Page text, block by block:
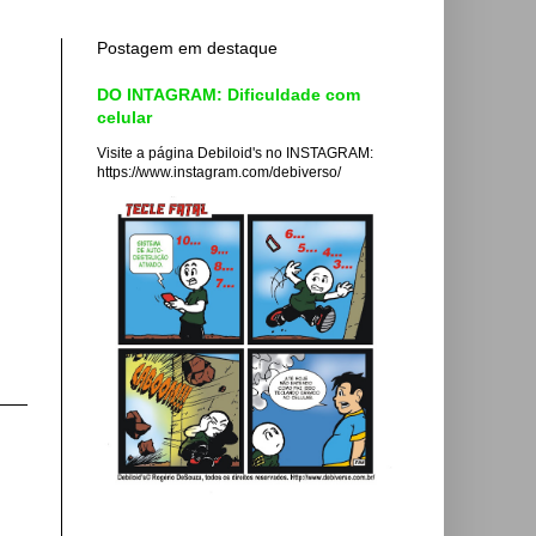
Postagem em destaque
DO INTAGRAM: Dificuldade com
celular
Visite a página Debiloid's no INSTAGRAM:
https://www.instagram.com/debiverso/